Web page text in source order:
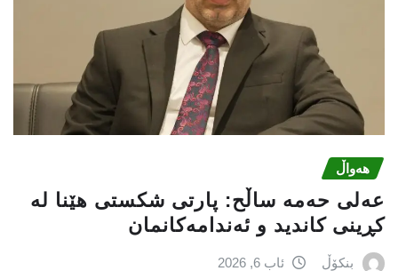
هەواڵ
عه‌لی‌ حه‌مه‌ ساڵح: پارتی‌ شكستی‌ هێنا له‌
كڕینی‌ كاندید و ئه‌ندامه‌كانمان
بنکۆڵ ئاب 6, 2026